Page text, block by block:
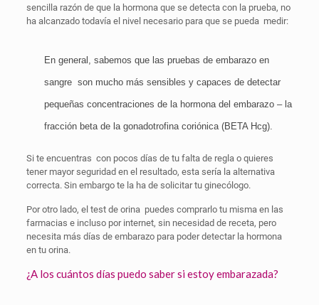
sencilla razón de que la hormona que se detecta con la prueba, no
ha alcanzado todavía el nivel necesario para que se pueda medir:
En general, sabemos que las pruebas de embarazo en
sangre son mucho más sensibles y capaces de detectar
pequeñas concentraciones de la hormona del embarazo – la
fracción beta de la gonadotrofina coriónica (BETA Hcg).
Si te encuentras con pocos días de tu falta de regla o quieres
tener mayor seguridad en el resultado, esta sería la alternativa
correcta. Sin embargo te la ha de solicitar tu ginecólogo.
Por otro lado, el test de orina puedes comprarlo tu misma en las
farmacias e incluso por internet, sin necesidad de receta, pero
necesita más días de embarazo para poder detectar la hormona
en tu orina.
¿A los cuántos días puedo saber si estoy embarazada?